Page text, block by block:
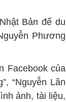
Bản để du
Phương
Facebook của
“Nguyễn Lân
ảnh, tài liệu,